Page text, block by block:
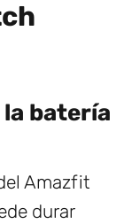
batería
Amazfit
durar